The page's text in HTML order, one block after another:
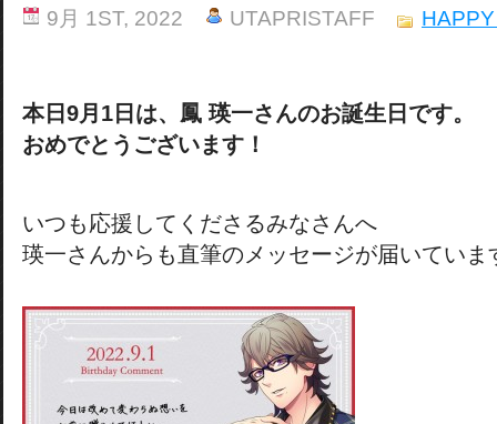
9月 1ST, 2022 UTAPRISTAFF
本日9月1日は、鳳 瑛一さんのお誕生日です。
おめでとうございます！
いつも応援してくださるみなさんへ
瑛一さんからも直筆のメッセージが届いていま